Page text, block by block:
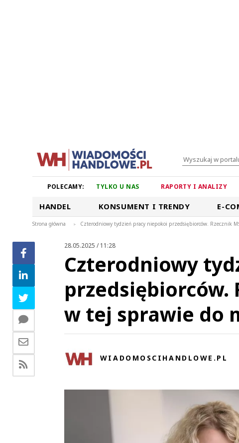
POLECAMY: TYLKO U NAS RAPORTY I ANALIZY
HANDEL KONSUMENT I TRENDY E-
Strona główna > Czterodniowy tydzień pracy niepokoi przedsiębiorców. Rzecznik
28.05.2025 / 11:28
Czterodniowy
przedsiębiorców.
w tej sprawie do
WIADOMOSCIHANDLOWE.PL